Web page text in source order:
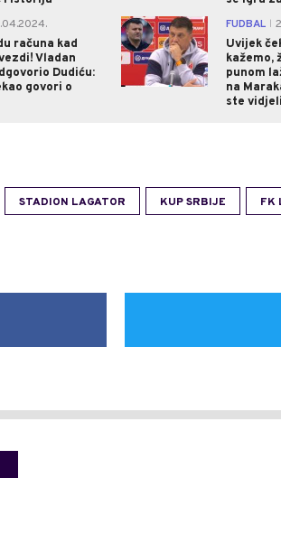
računa kad
Vladan
Dudiću:
govori o
1 FUDBAL
Uvijek
kažemo,
punom
na
ste vidjeli
STADION LAGATOR KUP SRBIJE FK